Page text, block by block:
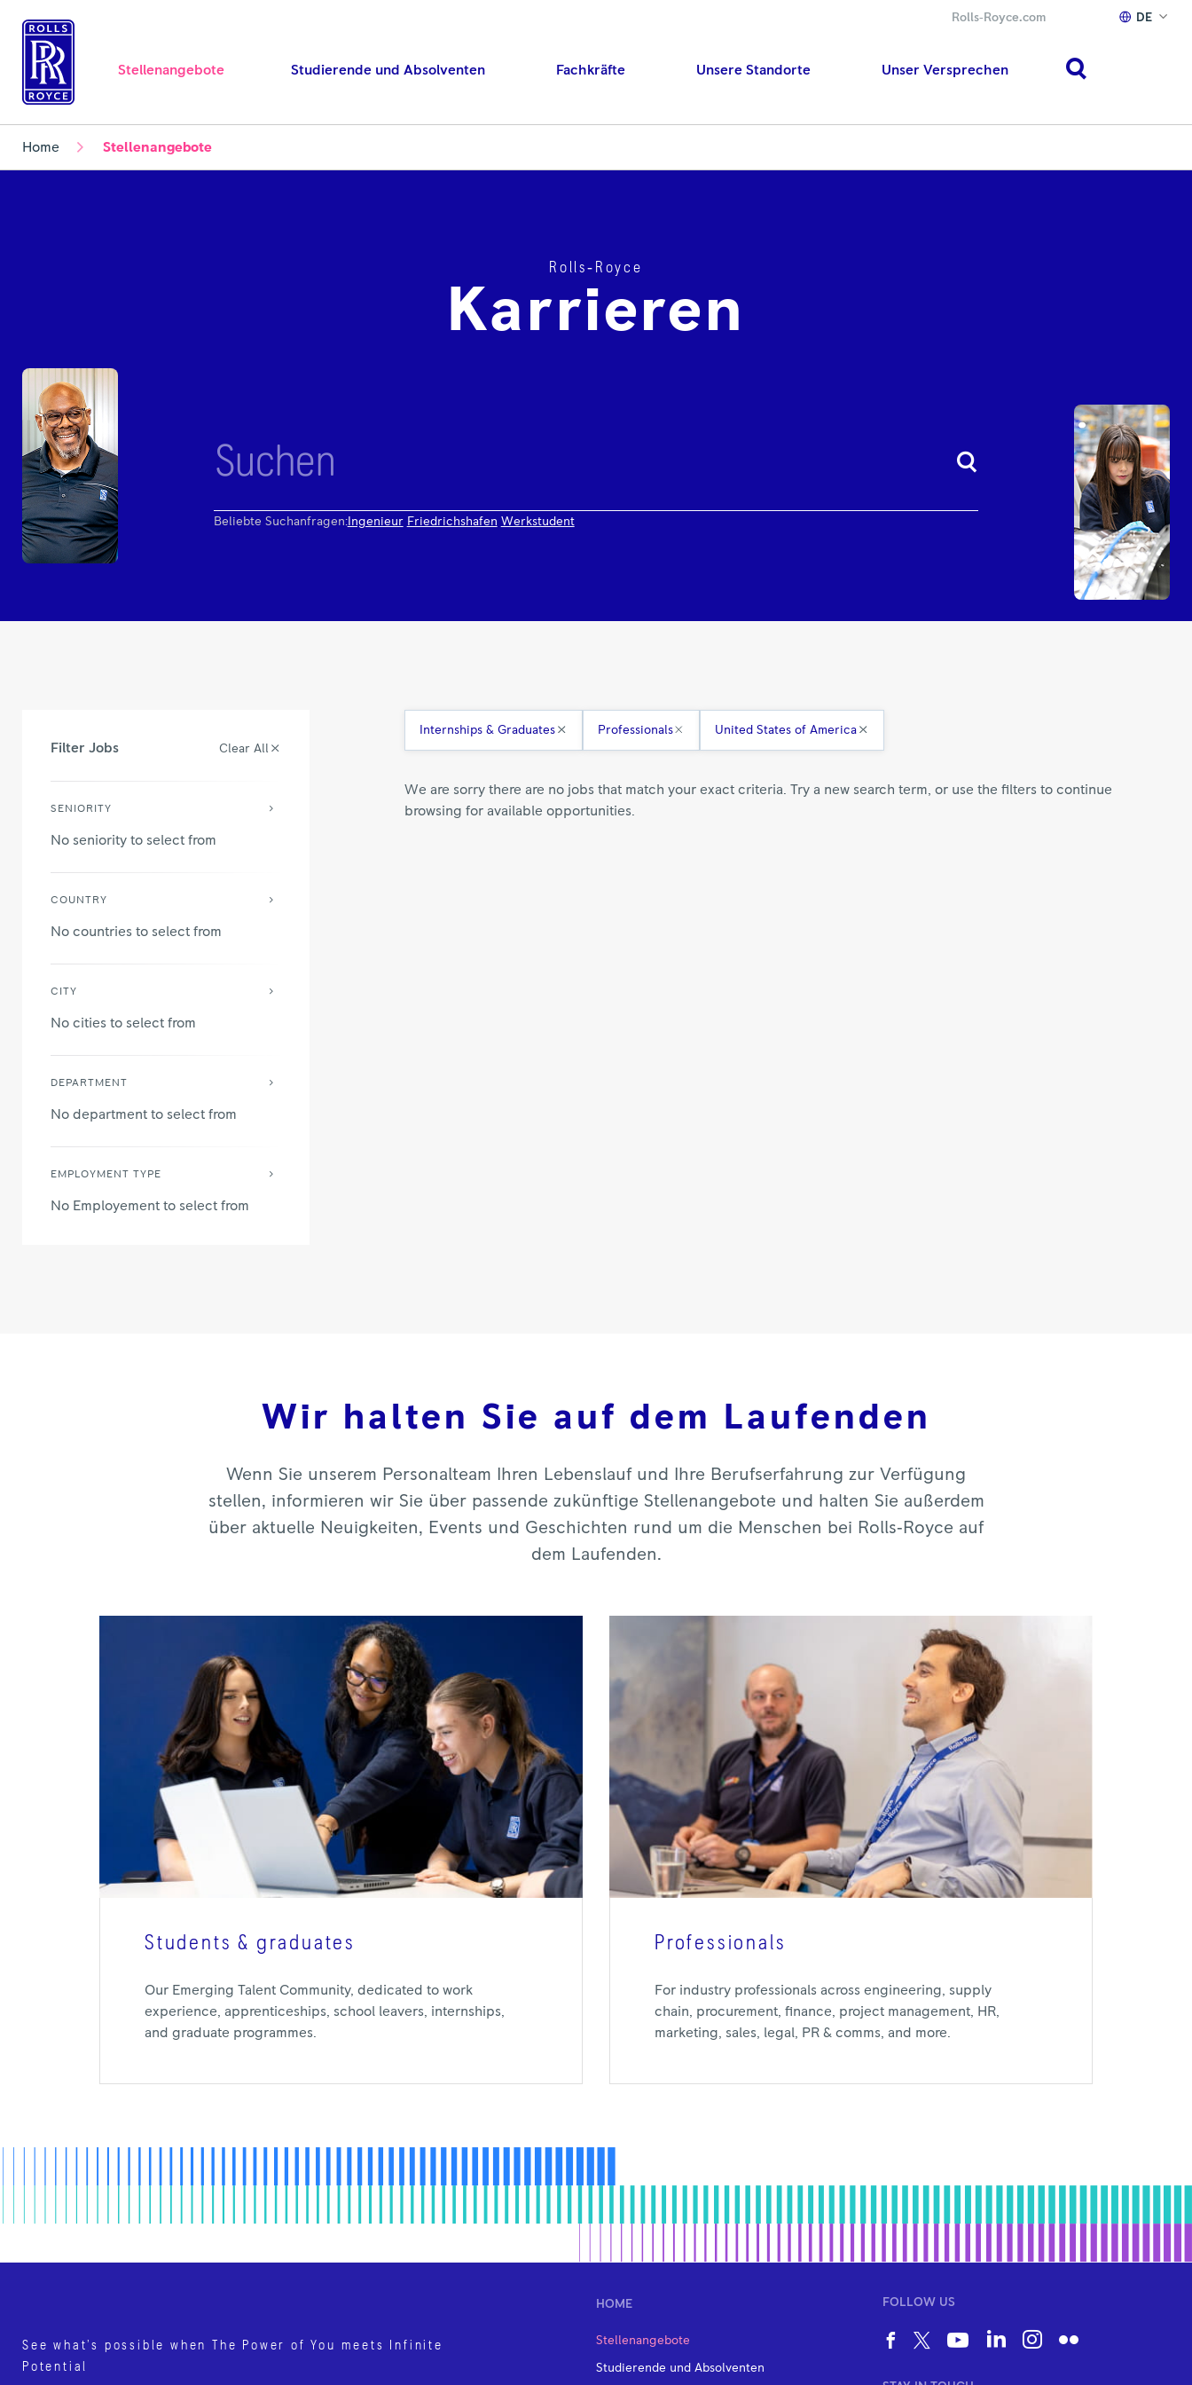
Rolls‑Royce.com DE
Stellenangebote Studierende und Absolventen Fachkräfte Unsere Standorte Unser Versprechen
Home Stellenangebote
Rolls‑Royce
Karrieren
Beliebte Suchanfragen:Ingenieur Friedrichshafen Werkstudent
Filter Jobs Clear All
SENIORITY
No seniority to select from
COUNTRY
No countries to select from
CITY
No cities to select from
DEPARTMENT
No department to select from
EMPLOYMENT TYPE
No Employement to select from
Internships & Graduates Professionals United States of America
We are sorry there are no jobs that match your exact criteria. Try a new search term, or use the filters to continue
browsing for available opportunities.
Wir halten Sie auf dem Laufenden
Wenn Sie unserem Personalteam Ihren Lebenslauf und Ihre Berufserfahrung zur Verfügung
stellen, informieren wir Sie über passende zukünftige Stellenangebote und halten Sie außerdem
über aktuelle Neuigkeiten, Events und Geschichten rund um die Menschen bei Rolls‑Royce auf
dem Laufenden.
Students & graduates
Our Emerging Talent Community, dedicated to work
experience, apprenticeships, school leavers, internships,
and graduate programmes.
Professionals
For industry professionals across engineering, supply
chain, procurement, finance, project management, HR,
marketing, sales, legal, PR & comms, and more.
See what’s possible when The Power of You meets Infinite
Potential
HOME
Stellenangebote
Studierende und Absolventen
FOLLOW US